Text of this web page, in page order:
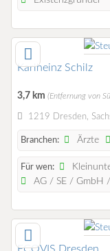
Karlheinz Schilz
3,7 km (Entfernung von
1219 Dresden,
Branchen: Ärzte
Für wen:
AG / SE / GmbH